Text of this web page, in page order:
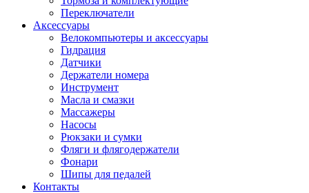
Переключатели
Аксессуары
Велокомпьютеры и аксессуары
Гидрация
Датчики
Держатели номера
Инструмент
Масла и смазки
Массажеры
Насосы
Рюкзаки и сумки
Фляги и флягодержатели
Фонари
Шипы для педалей
Контакты